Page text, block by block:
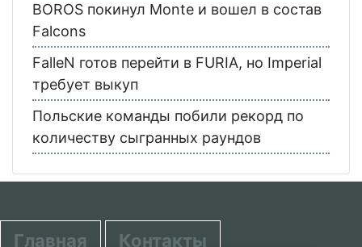
BOROS покинул Monte и вошел в состав
Falcons
FalleN готов перейти в FURIA, но Imperial
требует выкуп
Польские команды побили рекорд по
количеству сыгранных раундов
Главная Контакты